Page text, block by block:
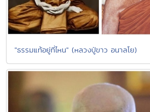
"ธรรมแท้อยู่ที่ไหน" (หลวงปู่ขาว อนาลโย)